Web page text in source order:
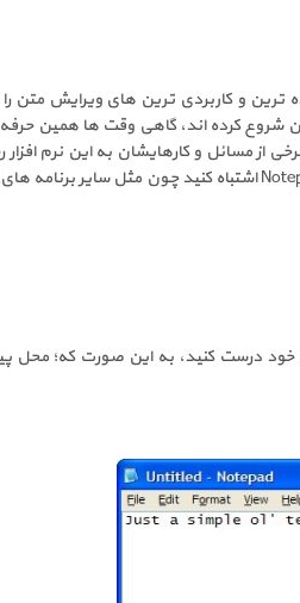
ترین و کاربردی ترین های ویرایش متن
شروع کرده اند، گاهی وقت ها همین
مسائل و کارهایشان به این نرم افزار
اشتباه کنید چون مثل سایر برنامه های
درست کنید، به این صورت که؛ محل